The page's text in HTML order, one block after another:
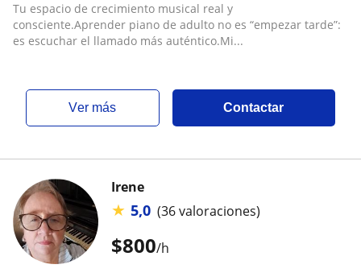
Tu espacio de crecimiento musical real y
consciente.Aprender piano de adulto no es “empezar tarde”:
es escuchar el llamado más auténtico.Mi...
ver más Contactar
$800/h
Irene
★ 5,0 (36 valoraciones)